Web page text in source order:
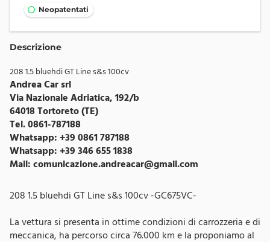
Neopatentati
Descrizione
208 1.5 bluehdi GT Line s&s 100cv
Andrea Car srl
Via Nazionale Adriatica, 192/b
64018 Tortoreto (TE)
Tel. 0861-787188
Whatsapp: +39 0861 787188
Whatsapp: +39 346 655 1838
Mail:comunicazione.andreacar@gmail.com
208 1.5 bluehdi GT Line s&s 100cv -GC675VC-
La vettura si presenta in ottime condizioni di carrozzeria e di
meccanica, ha percorso circa 76.000 km e la proponiamo al